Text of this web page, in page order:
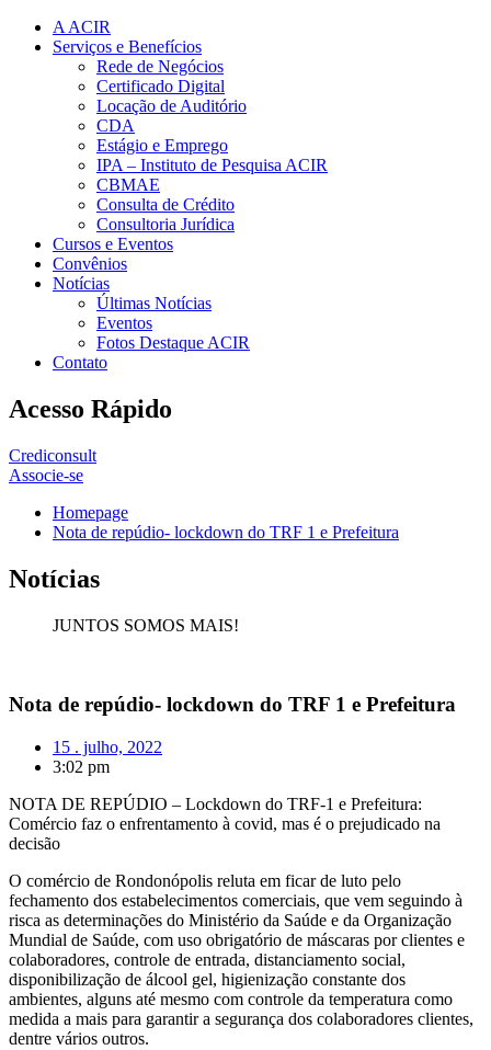
A ACIR
Serviços e Benefícios
Rede de Negócios
Certificado Digital
Locação de Auditório
CDA
Estágio e Emprego
IPA – Instituto de Pesquisa ACIR
CBMAE
Consulta de Crédito
Consultoria Jurídica
Cursos e Eventos
Convênios
Notícias
Últimas Notícias
Eventos
Fotos Destaque ACIR
Contato
Acesso Rápido
Crediconsult
Associe-se
Homepage
Nota de repúdio- lockdown do TRF 1 e Prefeitura
Notícias
JUNTOS SOMOS MAIS!
Nota de repúdio- lockdown do TRF 1 e Prefeitura
15 . julho, 2022
3:02 pm
NOTA DE REPÚDIO – Lockdown do TRF-1 e Prefeitura:
Comércio faz o enfrentamento à covid, mas é o prejudicado na
decisão
O comércio de Rondonópolis reluta em ficar de luto pelo
fechamento dos estabelecimentos comerciais, que vem seguindo à
risca as determinações do Ministério da Saúde e da Organização
Mundial de Saúde, com uso obrigatório de máscaras por clientes e
colaboradores, controle de entrada, distanciamento social,
disponibilização de álcool gel, higienização constante dos
ambientes, alguns até mesmo com controle da temperatura como
medida a mais para garantir a segurança dos colaboradores clientes,
dentre vários outros.